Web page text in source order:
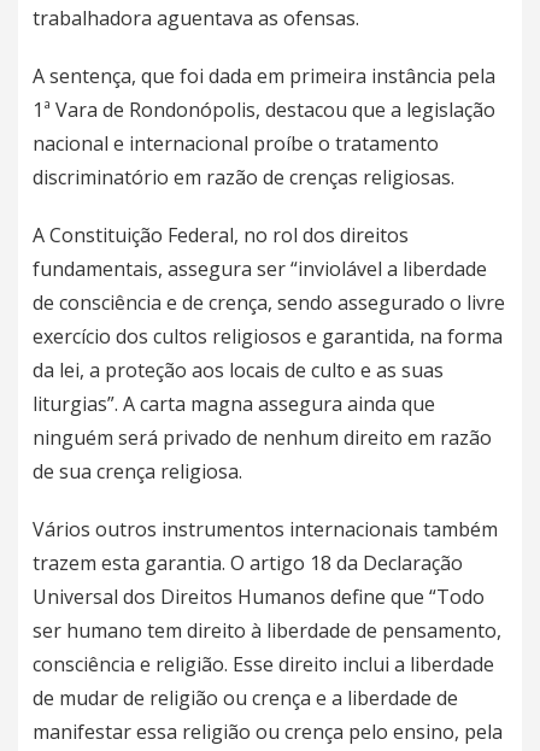
trabalhadora aguentava as ofensas.
A sentença, que foi dada em primeira instância pela
1ª Vara de Rondonópolis, destacou que a legislação
nacional e internacional proíbe o tratamento
discriminatório em razão de crenças religiosas.
A Constituição Federal, no rol dos direitos
fundamentais, assegura ser “inviolável a liberdade
de consciência e de crença, sendo assegurado o livre
exercício dos cultos religiosos e garantida, na forma
da lei, a proteção aos locais de culto e as suas
liturgias”. A carta magna assegura ainda que
ninguém será privado de nenhum direito em razão
de sua crença religiosa.
Vários outros instrumentos internacionais também
trazem esta garantia. O artigo 18 da Declaração
Universal dos Direitos Humanos define que “Todo
ser humano tem direito à liberdade de pensamento,
consciência e religião. Esse direito inclui a liberdade
de mudar de religião ou crença e a liberdade de
manifestar essa religião ou crença pelo ensino, pela